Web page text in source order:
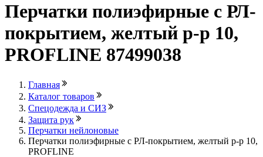
Перчатки полиэфирные с РЛ-
покрытием, желтый р-р 10,
PROFLINE 87499038
Главная
Каталог товаров
Спецодежда и СИЗ
Защита рук
Перчатки нейлоновые
Перчатки полиэфирные с РЛ-покрытием, желтый р-р 10,
PROFLINE